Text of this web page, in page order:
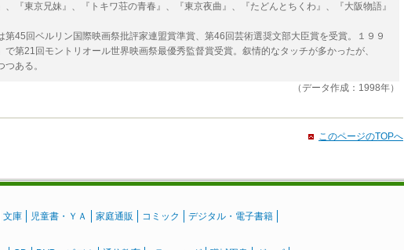
、『東京兄妹』、『トキワ荘の青春』、『東京夜曲』、『たどんとちくわ』、『大阪物語』
45回ベルリン国際映画祭批評家連盟賞準賞、第46回芸術選奨文部大臣賞を受賞。１９９
で第21回モントリオール世界映画祭最優秀監督賞受賞。叙情的なタッチが多かったが、
ある。
（データ作成：1998年）
このページのTOPへ
文庫 児童書・ＹＡ 家庭通販 コミック デジタル・電子書籍